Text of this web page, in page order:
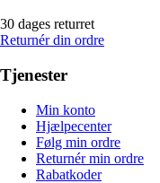
30 dages returret
Returnér din ordre
Tjenester
Min konto
Hjælpecenter
Følg min ordre
Returnér min ordre
Rabatkoder